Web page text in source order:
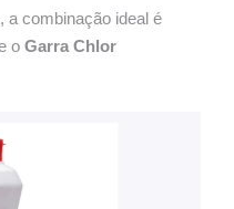
a combinação ideal é
o Garra Chlor